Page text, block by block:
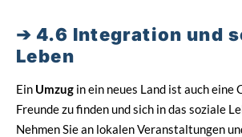
4.6 Integration und
Leben
Ein Umzug in ein neues Land ist auch eine
Freunde zu finden und sich in das soziale
Nehmen Sie an lokalen Veranstaltungen